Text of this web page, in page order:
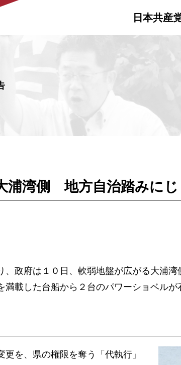
日本共産
浦湾側 地方自治踏みにじ
政府は１０日、軟弱地盤が広がる大浦湾
載した台船から２台のパワーショベル
を、県の権限を奪う「代執行」